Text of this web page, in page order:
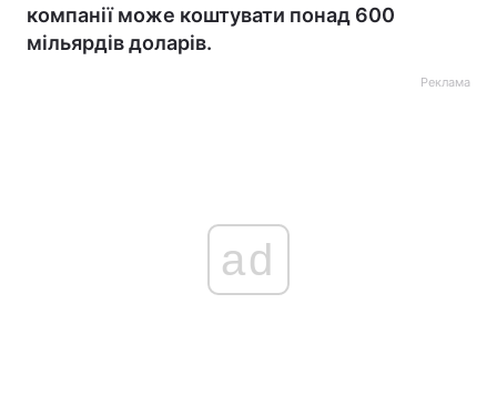
компанії може коштувати понад 600
мільярдів доларів.
Реклама
ad